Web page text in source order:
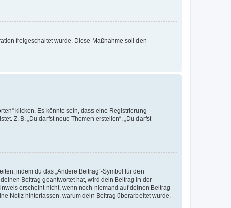
freigeschaltet wurde. Diese Maßnahme soll den
klicken. Es könnte sein, dass eine Registrierung
Z. B. „Du darfst neue Themen erstellen“, „Du darfst
indem du das „Ändere Beitrag“-Symbol für den
Beitrag geantwortet hat, wird dein Beitrag in der
erscheint nicht, wenn noch niemand auf deinen Beitrag
Notiz hinterlassen, warum dein Beitrag überarbeitet wurde.